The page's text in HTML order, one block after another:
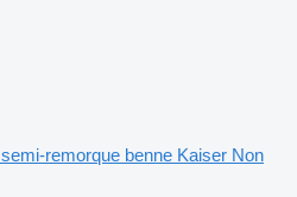
semi-remorque benne Kaiser Non